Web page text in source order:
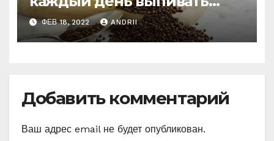
чашечку гречишного чая
ФЕВ 18, 2022 ANDRII
Добавить комментарий
Ваш адрес email не будет опубликован.